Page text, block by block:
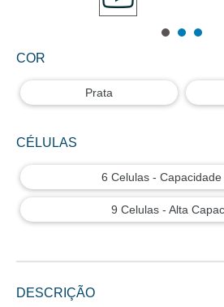
COR
Prata
CÉLULAS
6 Celulas -
9 Celulas - Alta
DESCRIÇÃO